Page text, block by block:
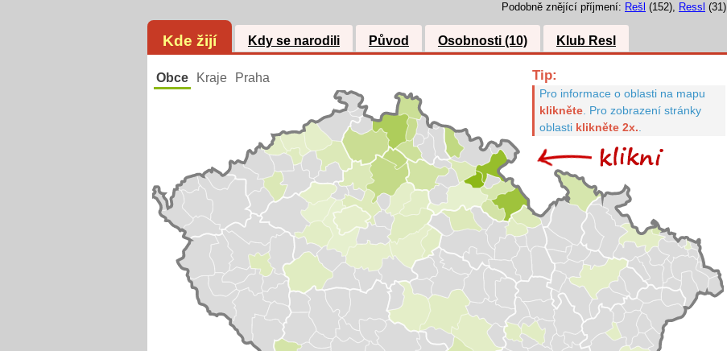
Podobně znějící příjmení: Rešl (152), Ressl (31)
Kde žijí Kdy se narodili Původ Osobnosti (10) Klub Resl
Obce Kraje Praha Tip:
Pro informace o oblasti na mapu
klikněte. Pro zobrazení stránky
oblasti klikněte 2x.